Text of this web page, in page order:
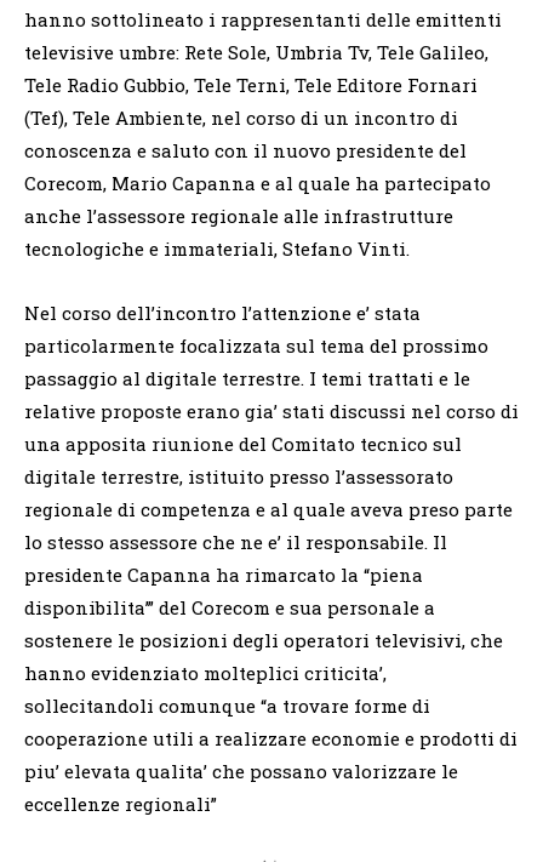
hanno sottolineato i rappresentanti delle emittenti
televisive umbre: Rete Sole, Umbria Tv, Tele Galileo,
Tele Radio Gubbio, Tele Terni, Tele Editore Fornari
(Tef), Tele Ambiente, nel corso di un incontro di
conoscenza e saluto con il nuovo presidente del
Corecom, Mario Capanna e al quale ha partecipato
anche l’assessore regionale alle infrastrutture
tecnologiche e immateriali, Stefano Vinti.
Nel corso dell’incontro l’attenzione e’ stata
particolarmente focalizzata sul tema del prossimo
passaggio al digitale terrestre. I temi trattati e le
relative proposte erano gia’ stati discussi nel corso di
una apposita riunione del Comitato tecnico sul
digitale terrestre, istituito presso l’assessorato
regionale di competenza e al quale aveva preso parte
lo stesso assessore che ne e’ il responsabile. Il
presidente Capanna ha rimarcato la “piena
disponibilita’” del Corecom e sua personale a
sostenere le posizioni degli operatori televisivi, che
hanno evidenziato molteplici criticita’,
sollecitandoli comunque “a trovare forme di
cooperazione utili a realizzare economie e prodotti di
piu’ elevata qualita’ che possano valorizzare le
eccellenze regionali”